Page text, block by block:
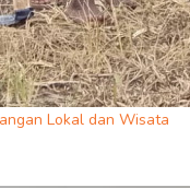
Lokal dan Wisata